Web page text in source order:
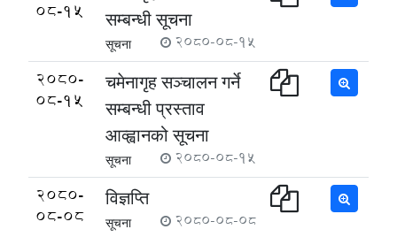
08-15
सम्बन्धी सूचना
सूचना 2080-08-15
2080-
08-15
चमेनागृह सञ्चालन गर्ने
सम्बन्धी प्रस्ताव
आव्ह्वानको सूचना
सूचना 2080-08-15
2080-
08-08
विज्ञप्ति
सूचना 2080-08-08